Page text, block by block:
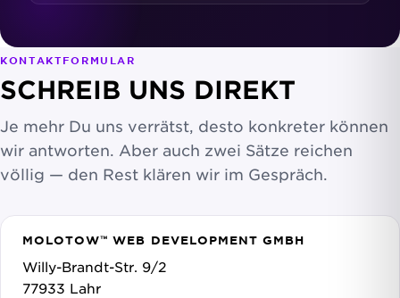
KONTAKTFORMULAR
SCHREIB UNS DIREKT
Je mehr Du uns verrätst, desto konkreter können
wir antworten. Aber auch zwei Sätze reichen
völlig — den Rest klären wir im Gespräch.
MOLOTOW™ WEB DEVELOPMENT GMBH
Willy-Brandt-Str. 9/2
77933 Lahr